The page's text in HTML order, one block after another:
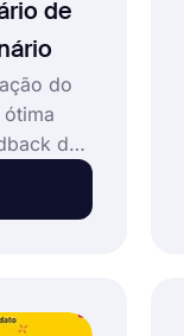
de
do
de
ou
o
de